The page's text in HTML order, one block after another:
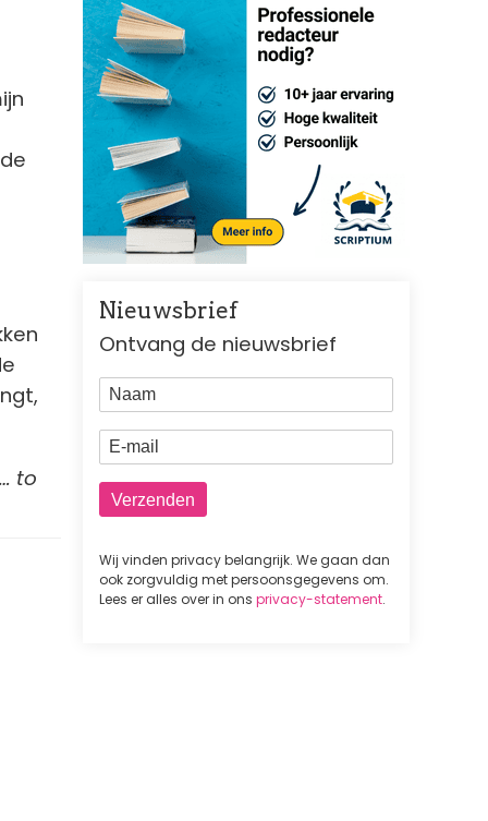
to
Nieuwsbrief
Ontvang de nieuwsbrief
Naam
E-mail
Wij vinden privacy belangrijk. We gaan dan
ook zorgvuldig met persoonsgegevens om.
Lees er alles over in ons privacy-statement.